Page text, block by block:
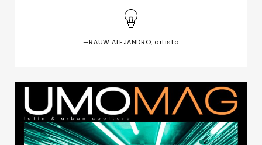
—RAUW ALEJANDRO, artista